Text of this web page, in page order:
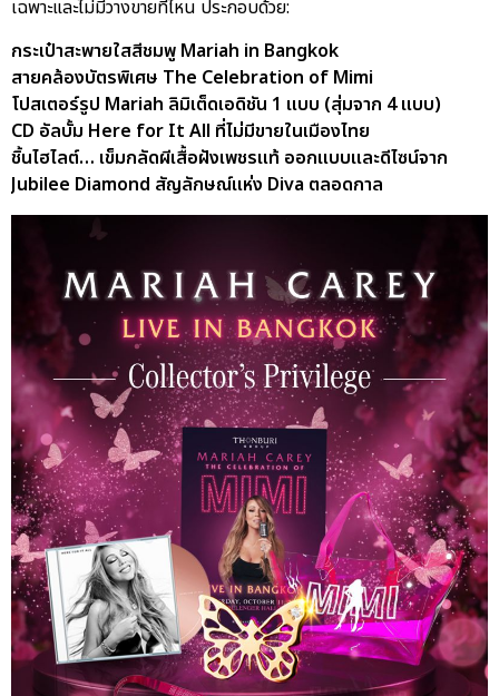
เฉพาะและไม่มีวางขายที่ไหน ประกอบด้วย:
กระเป๋าสะพายใสสีชมพู Mariah in Bangkok
สายคล้องบัตรพิเศษ The Celebration of Mimi
โปสเตอร์รูป Mariah ลิมิเต็ดเอดิชัน 1 แบบ (สุ่มจาก 4 แบบ)
CD อัลบั้ม Here for It All ที่ไม่มีขายในเมืองไทย
ชิ้นไฮไลต์… เข็มกลัดผีเสื้อฝังเพชรแท้ ออกแบบและดีไซน์จาก
Jubilee Diamond สัญลักษณ์แห่ง Diva ตลอดกาล